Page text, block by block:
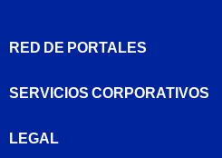
RED DE PORTALES
SERVICIOS CORPORATIVOS
LEGAL